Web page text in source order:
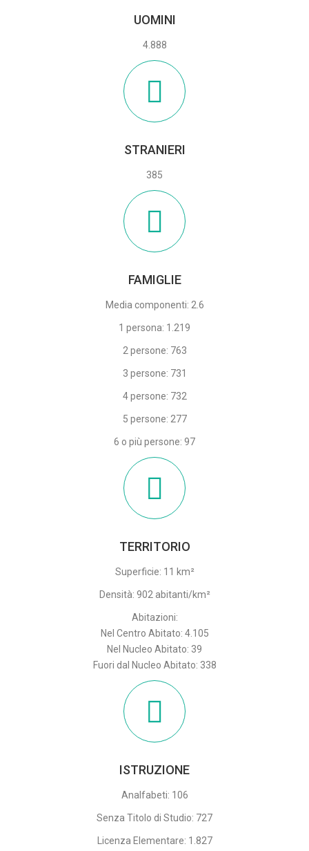
UOMINI
4.888
STRANIERI
385
FAMIGLIE
Media componenti: 2.6
1 persona: 1.219
2 persone: 763
3 persone: 731
4 persone: 732
5 persone: 277
6 o più persone: 97
TERRITORIO
Superficie: 11 km²
Densità: 902 abitanti/km²
Abitazioni:
Nel Centro Abitato: 4.105
Nel Nucleo Abitato: 39
Fuori dal Nucleo Abitato: 338
ISTRUZIONE
Analfabeti: 106
Senza Titolo di Studio: 727
Licenza Elementare: 1.827